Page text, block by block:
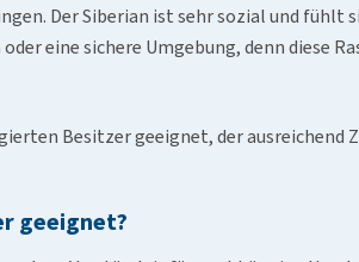
Der Siberian ist sehr sozial und fühlt
eine sichere Umgebung, denn diese
Besitzer geeignet, der ausreichend
geeignet?